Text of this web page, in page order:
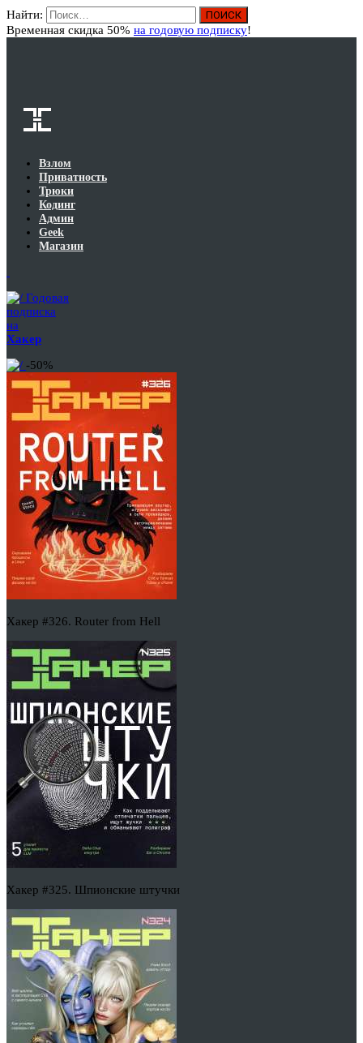
Найти:
Временная скидка 50% на годовую подписку!
Взлом
Приватность
Трюки
Кодинг
Админ
Geek
Магазин
Годовая
подписка
на
Хакер
-50%
Хакер #326. Router from Hell
Хакер #325. Шпионские штучки